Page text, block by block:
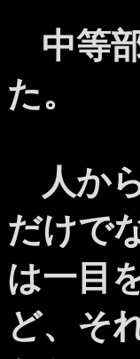
中等
た。
人か
だけで
は一目
ど、そ